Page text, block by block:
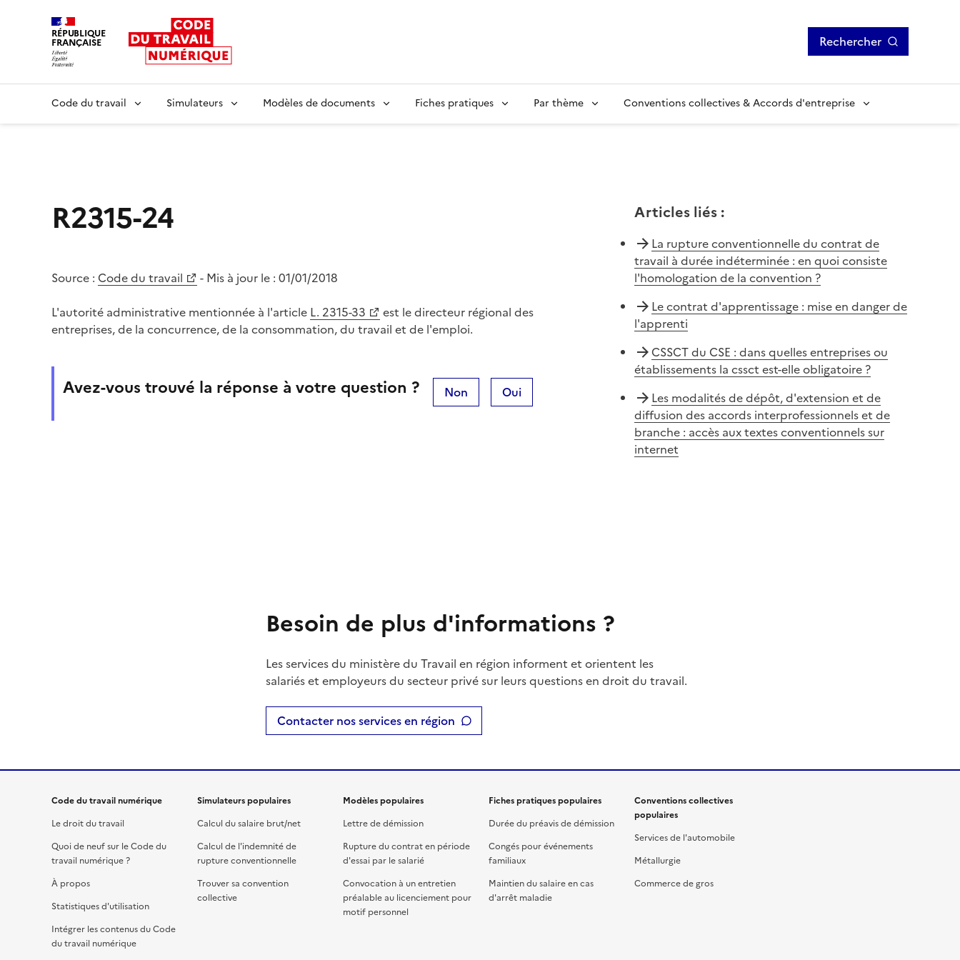
RÉPUBLIQUE
FRANÇAISE Rechercher
Code du travail Simulateurs Modèles de documents Fiches pratiques Par thème Conventions collectives & Accords d'entreprise
R2315-24
Source : Code du travail - Mis à jour le : 01/01/2018
L'autorité administrative mentionnée à l'article L. 2315-33
est le directeur régional des
entreprises, de la concurrence, de la consommation, du travail et de l'emploi.
Avez-vous trouvé la réponse à votre question ? Non Oui
Articles liés:
La rupture conventionnelle du contrat de
travail à durée indéterminée : en quoi consiste
l'homologation de la convention ?
Le contrat d'apprentissage : mise en danger de
l'apprenti
CSSCT du CSE : dans quelles entreprises ou
établissements la cssct est-elle obligatoire ?
Les modalités de dépôt, d'extension et de
diffusion des accords interprofessionnels et de
branche : accès aux textes conventionnels sur
internet
Besoin de plus d'informations ?
Les services du ministère du Travail en région informent et orientent les
salariés et employeurs du secteur privé sur leurs questions en droit du travail.
Contacter nos services en région
Code du travail numérique
Le droit du travail
Quoi de neuf sur le Code du
travail numérique ?
À propos
Statistiques d'utilisation
Intégrer les contenus du Code
du travail numérique
Simulateurs populaires
Calcul du salaire brut/net
Calcul de l'indemnité de
rupture conventionnelle
Trouver sa convention
collective
Modèles populaires
Lettre de démission
Rupture du contrat en période
d'essai par le salarié
Convocation à un entretien
préalable au licenciement pour
motif personnel
Fiches pratiques populaires
Durée du préavis de démission
Congés pour événements
familiaux
Maintien du salaire en cas
d'arrêt maladie
Conventions collectives
populaires
Services de l'automobile
Métallurgie
Commerce de gros